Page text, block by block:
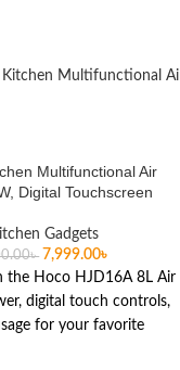
Multifunctional Air
Digital Touchscreen
Gadgets
৳ 7,999.00৳
the Hoco HJD16A 8L Air
digital touch controls,
for your favorite